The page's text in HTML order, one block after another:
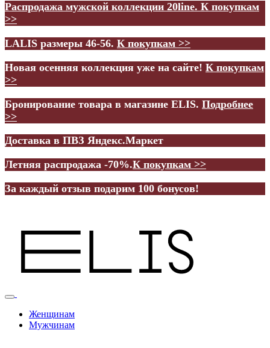
Распродажа мужской коллекции 20line. К покупкам
>>
LALIS размеры 46-56. К покупкам >>
Новая осенняя коллекция уже на сайте! К покупкам
>>
Бронирование товара в магазине ELIS. Подробнее
>>
Доставка в ПВЗ Яндекс.Маркет
Летняя распродажа -70%.К покупкам >>
За каждый отзыв подарим 100 бонусов!
Женщинам
Мужчинам